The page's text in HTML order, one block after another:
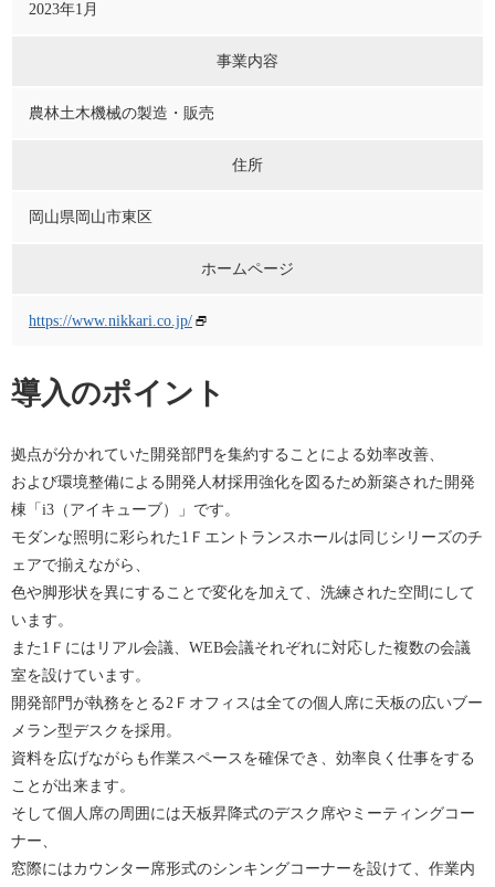
2023年1月
事業内容
農林土木機械の製造・販売
住所
岡山県岡山市東区
ホームページ
https://www.nikkari.co.jp/
導入のポイント
拠点が分かれていた開発部門を集約することによる効率改善、
および環境整備による開発人材採用強化を図るため新築された開発
棟「i3（アイキューブ）」です。
モダンな照明に彩られた1Ｆエントランスホールは同じシリーズのチ
ェアで揃えながら、
色や脚形状を異にすることで変化を加えて、洗練された空間にして
います。
また1Ｆにはリアル会議、WEB会議それぞれに対応した複数の会議
室を設けています。
開発部門が執務をとる2Ｆオフィスは全ての個人席に天板の広いブー
メラン型デスクを採用。
資料を広げながらも作業スペースを確保でき、効率良く仕事をする
ことが出来ます。
そして個人席の周囲には天板昇降式のデスク席やミーティングコー
ナー、
窓際にはカウンター席形式のシンキングコーナーを設けて、作業内